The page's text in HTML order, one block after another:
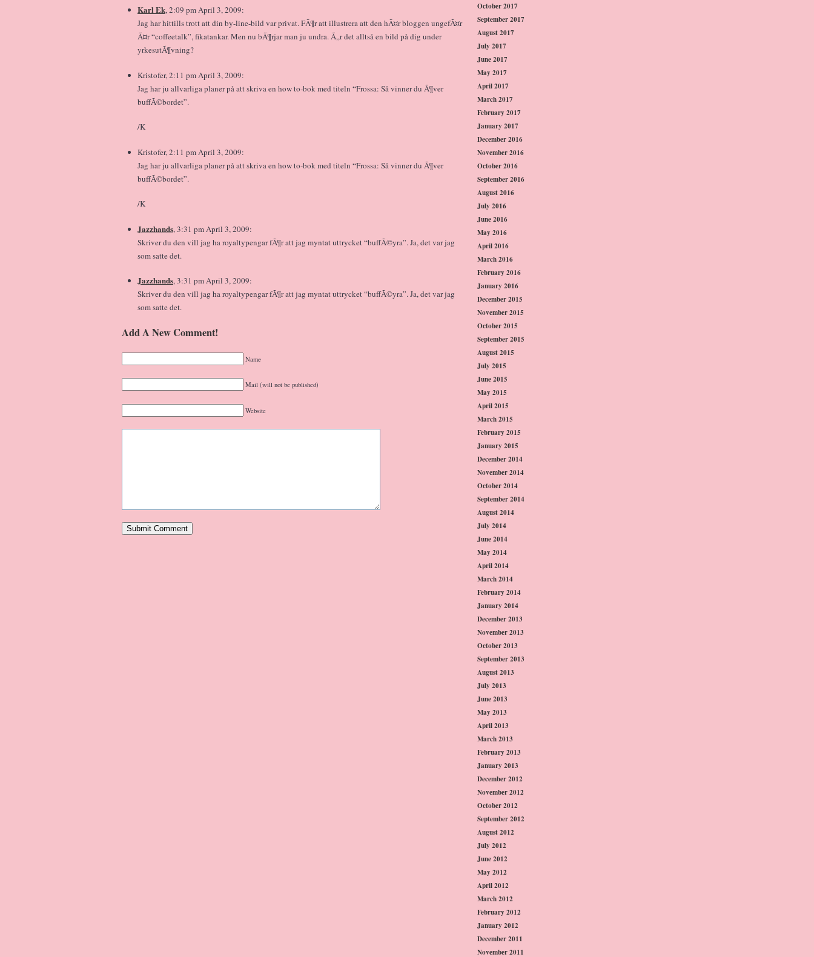
Karl Ek, 2:09 pm April 3, 2009:
Jag har hittills trott att din by-line-bild var privat. FÃ¶r att illustrera att den hÃ¤r bloggen ungefÃ¤r
Ã¤r “coffeetalk”, fikatankar. Men nu bÃ¶rjar man ju undra. Ã„r det alltså en bild på dig under
yrkesutÃ¶vning?
Kristofer, 2:11 pm April 3, 2009:
Jag har ju allvarliga planer på att skriva en how to-bok med titeln “Frossa: Så vinner du Ã¶ver
buffÃ©bordet”.
/K
Kristofer, 2:11 pm April 3, 2009:
Jag har ju allvarliga planer på att skriva en how to-bok med titeln “Frossa: Så vinner du Ã¶ver
buffÃ©bordet”.
/K
Jazzhands, 3:31 pm April 3, 2009:
Skriver du den vill jag ha royaltypengar fÃ¶r att jag myntat uttrycket “buffÃ©yra”. Ja, det var jag
som satte det.
Jazzhands, 3:31 pm April 3, 2009:
Skriver du den vill jag ha royaltypengar fÃ¶r att jag myntat uttrycket “buffÃ©yra”. Ja, det var jag
som satte det.
Add A New Comment!
Name
Mail (will not be published)
Website
October 2017
September 2017
August 2017
July 2017
June 2017
May 2017
April 2017
March 2017
February 2017
January 2017
December 2016
November 2016
October 2016
September 2016
August 2016
July 2016
June 2016
May 2016
April 2016
March 2016
February 2016
January 2016
December 2015
November 2015
October 2015
September 2015
August 2015
July 2015
June 2015
May 2015
April 2015
March 2015
February 2015
January 2015
December 2014
November 2014
October 2014
September 2014
August 2014
July 2014
June 2014
May 2014
April 2014
March 2014
February 2014
January 2014
December 2013
November 2013
October 2013
September 2013
August 2013
July 2013
June 2013
May 2013
April 2013
March 2013
February 2013
January 2013
December 2012
November 2012
October 2012
September 2012
August 2012
July 2012
June 2012
May 2012
April 2012
March 2012
February 2012
January 2012
December 2011
November 2011